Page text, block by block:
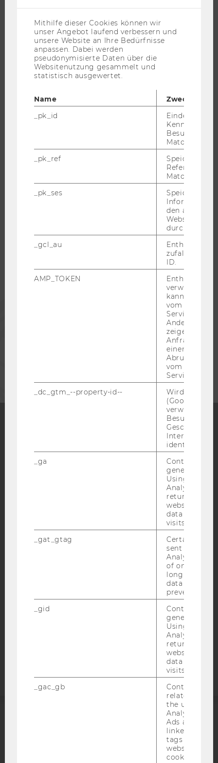
RESEARCH CAREER
WELCOME SERVICES
KARRIEREKONTAKTE AN DER WU
KARRIERENETZWERKE AN DER WU
STUDIERENDE
Blog
Bluesky
BARRIEREFREIHEITSERKLÄRUNG WEBSEITE
DATENSCHUTZERKLÄRUNG SOCIAL MEDIA
STUDIENBEWERBER*INNEN UND STUDIERENDE
Barrierefreiheitserklärung
Mithilfe dieser Cookies können wir
unser Angebot laufend verbessern und
unsere Website an Ihre Bedürfnisse
anpassen. Dabei werden
pseudonymisierte Daten über die
Websitenutzung gesammelt und
statistisch ausgewertet.
Name
Zweck
_pk_id
Eindeutige
Besuchers
Matomo.
_pk_ref
Speicherung
Referrers
Matomo.
_pk_ses
Speicherung
den aktuellen
durch
_gcl_au
Enthält eine
ID.
AMP_TOKEN
Enthält ein
verwendet
kann, um
vom AMP-
Service
Andere
zeigen Opt-
Anfrage im
einen Fehler
Abrufen
vom AMP
Service an.
_dc_gtm_--property-id--
Wird von
(Google Tag
verwendet,
Besucher
Geschlecht
Interessen zu
identifizieren.
_ga
Contains a
generated
Using this
Analytics can
returning
website and
data from
visits.
_gat_gtag
Certain data
sent to
Analytics a
of once per
long as it is
data
prevented.
_gid
Contains a
generated
Using this
Analytics can
returning
website and
data from
visits.
_gac_gb
Contains
related
the user. If
Analytics and
Ads accounts
linked, the
tags on the
website read
cookie.